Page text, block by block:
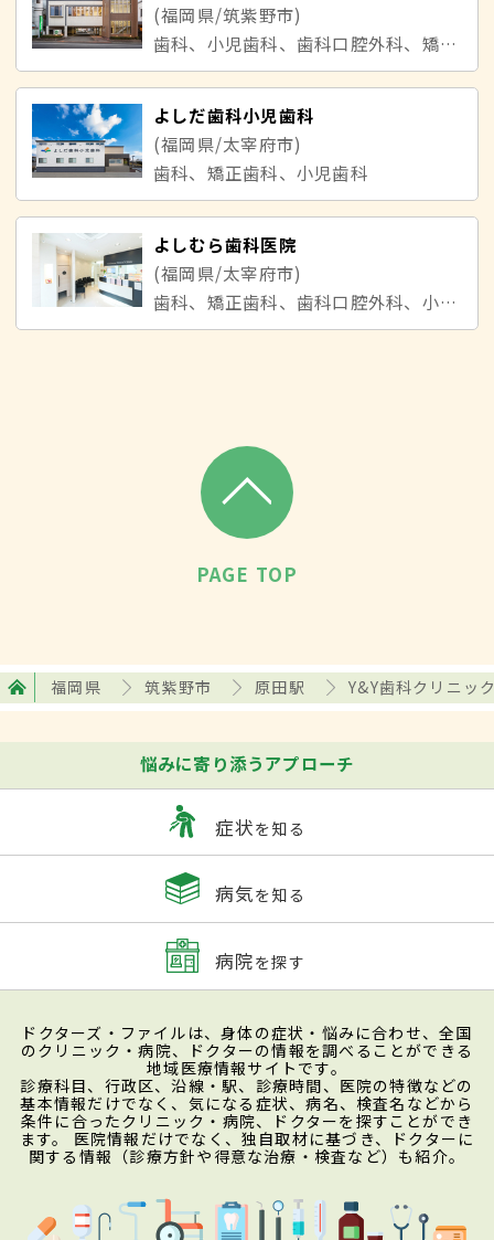
(福岡県/筑紫野市)
歯科、小児歯科、歯科口腔外科、矯正歯科
よしだ歯科小児歯科
(福岡県/太宰府市)
歯科、矯正歯科、小児歯科
よしむら歯科医院
(福岡県/太宰府市)
歯科、矯正歯科、歯科口腔外科、小児歯科
PAGE TOP
福岡県 筑紫野市 原田駅 Y&Y歯科クリニッ
悩みに寄り添うアプローチ
症状を知る
病気を知る
病院を探す
ドクターズ・ファイルは、身体の症状・悩みに合わせ、全国
のクリニック・病院、ドクターの情報を調べることができる
地域医療情報サイトです。
診療科目、行政区、沿線・駅、診療時間、医院の特徴などの
基本情報だけでなく、気になる症状、病名、検査名などから
条件に合ったクリニック・病院、ドクターを探すことができ
ます。 医院情報だけでなく、独自取材に基づき、ドクターに
関する情報（診療方針や得意な治療・検査など）も紹介。